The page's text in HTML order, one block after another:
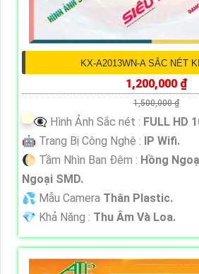
KX-A2013WN-A SẮC NÉT
1,200,000 ₫
1,500,000 ₫
👁️‍🗨 Hình Ảnh Sắc nét : FULL HD
🤖️ Trang Bị Công Nghệ : IP Wifi.
🌔 Tầm Nhìn Ban Đêm : Hồng
Ngoại SMD.
💦 Mẫu Camera Thân Plastic.
️💎 Khả Năng : Thu Âm Và Loa.